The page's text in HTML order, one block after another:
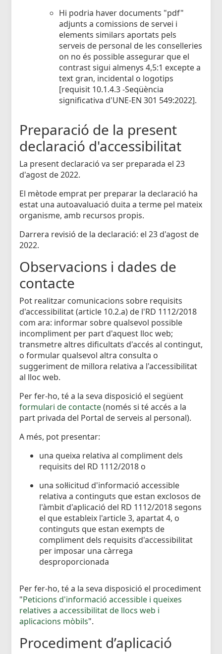
Hi podria haver documents "pdf"
adjunts a comissions de servei i
elements similars aportats pels
serveis de personal de les conselleries
on no és possible assegurar que el
contrast sigui almenys 4,5:1 excepte a
text gran, incidental o logotips
[requisit 10.1.4.3 -Seqüència
significativa d'UNE-EN 301 549:2022].
Preparació de la present
declaració d'accessibilitat
La present declaració va ser preparada el 23
d'agost de 2022.
El mètode emprat per preparar la declaració ha
estat una autoavaluació duita a terme pel mateix
organisme, amb recursos propis.
Darrera revisió de la declaració: el 23 d'agost de
2022.
Observacions i dades de
contacte
Pot realitzar comunicacions sobre requisits
d'accessibilitat (article 10.2.a) de l'RD 1112/2018
com ara: informar sobre qualsevol possible
incompliment per part d'aquest lloc web;
transmetre altres dificultats d'accés al contingut,
o formular qualsevol altra consulta o
suggeriment de millora relativa a l'accessibilitat
al lloc web.
Per fer-ho, té a la seva disposició el següent
formulari de contacte(només si té accés a la
part privada del Portal de serveis al personal).
A més, pot presentar:
una queixa relativa al compliment dels
requisits del RD 1112/2018 o
una sol·licitud d'informació accessible
relativa a continguts que estan exclosos de
l'àmbit d'aplicació del RD 1112/2018 segons
el que estableix l'article 3, apartat 4, o
continguts que estan exempts de
compliment dels requisits d'accessibilitat
per imposar una càrrega
desproporcionada
Per fer-ho, té a la seva disposició el procediment
"Peticions d'informació accessible i queixes
relatives a accessibilitat de llocs web i
aplicacions mòbils".
Procediment d’aplicació